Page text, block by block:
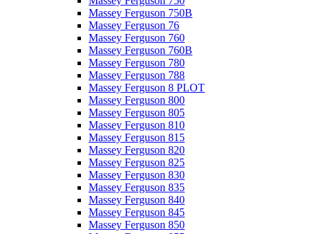
Massey Ferguson 750B
Massey Ferguson 76
Massey Ferguson 760
Massey Ferguson 760B
Massey Ferguson 780
Massey Ferguson 788
Massey Ferguson 8 PLOT
Massey Ferguson 800
Massey Ferguson 805
Massey Ferguson 810
Massey Ferguson 815
Massey Ferguson 820
Massey Ferguson 825
Massey Ferguson 830
Massey Ferguson 835
Massey Ferguson 840
Massey Ferguson 845
Massey Ferguson 850